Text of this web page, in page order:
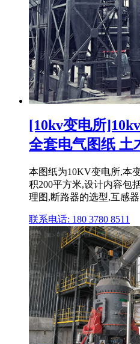
[10kv变电所
全套电气图纸 土
本图纸为10KV变电所,本
积200平方米,设计内容包
理图,断路器的选型,互感
联系电话: 180 3780 8511